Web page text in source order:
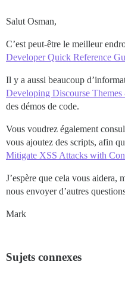
Salut Osman,
C’est peut-être le meilleur
Developer Quick Reference
Il y a aussi beaucoup
Developing Discourse
des démos de code.
Vous voudrez également
vous ajoutez des scripts, afin
Mitigate XSS Attacks with
J’espère que cela vous aidera,
nous envoyer d’autres
Mark
Sujets connexes